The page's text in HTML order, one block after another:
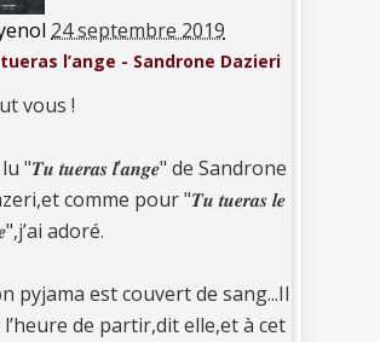
24 septembre 2019
l’ange - Sandrone Dazieri
vous !
lu "𝑻𝒖 𝒕𝒖𝒆𝒓𝒂𝒔 𝒍’𝒂𝒏𝒈𝒆" de Sandrone
comme pour "𝑻𝒖 𝒕𝒖𝒆𝒓𝒂𝒔 𝒍𝒆
adoré.
pyjama est couvert de sang...Il
de partir,dit elle,et à cet